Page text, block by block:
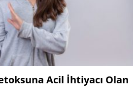
Acil İhtiyacı Olan